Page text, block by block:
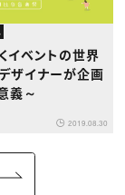
イベントの世界
ザイナーが企画
義～
2019.08.30